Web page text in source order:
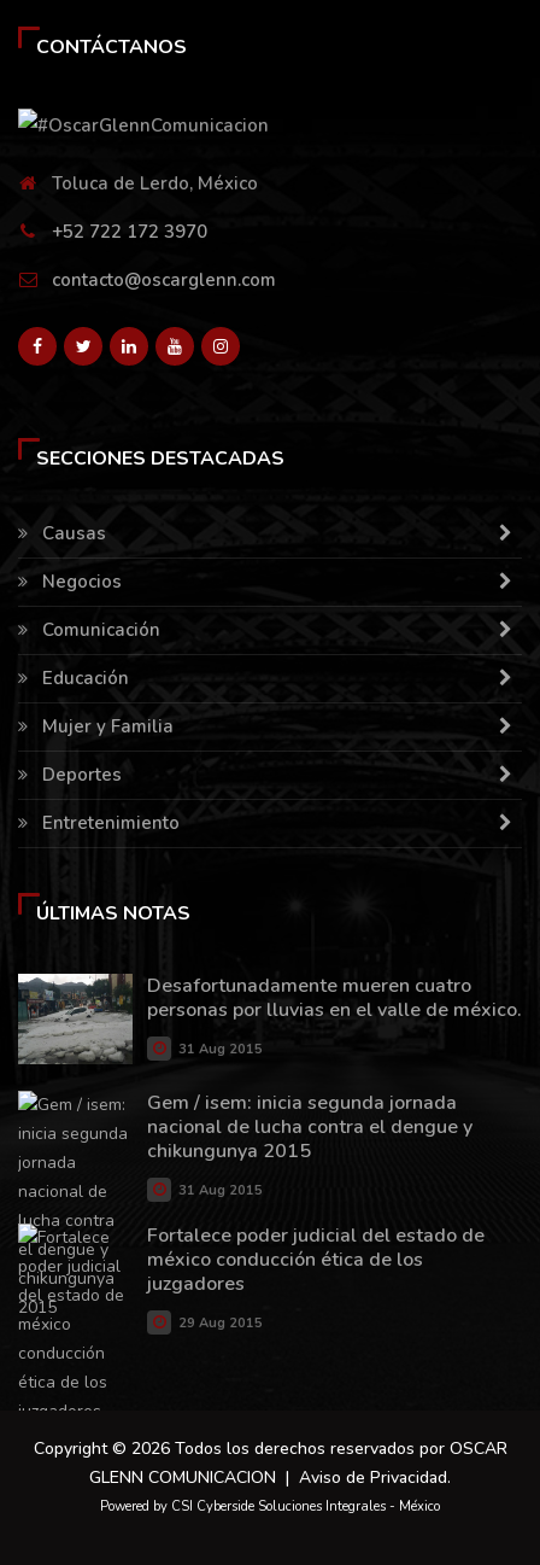
CONTÁCTANOS
Toluca de Lerdo, México
+52 722 172 3970
contacto@oscarglenn.com
SECCIONES DESTACADAS
Causas
Negocios
Comunicación
Educación
Mujer y Familia
Deportes
Entretenimiento
ÚLTIMAS NOTAS
Desafortunadamente mueren cuatro
personas por lluvias en el valle de méxico.
31 Aug 2015
Gem / isem: inicia segunda jornada
nacional de lucha contra el dengue y
chikungunya 2015
31 Aug 2015
Fortalece poder judicial del estado de
méxico conducción ética de los
juzgadores
29 Aug 2015
Copyright © 2026 Todos los derechos reservados por OSCAR
GLENN COMUNICACION | Aviso de Privacidad.
Powered by CSI Cyberside Soluciones Integrales - México